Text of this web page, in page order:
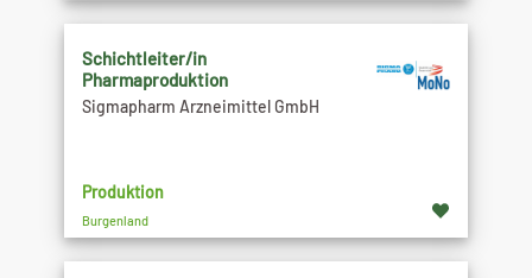
Schichtleiter/in
Pharmaproduktion
Sigmapharm Arzneimittel GmbH
Produktion
Burgenland